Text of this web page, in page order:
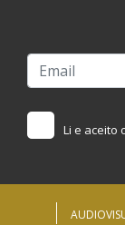
Li e aceito